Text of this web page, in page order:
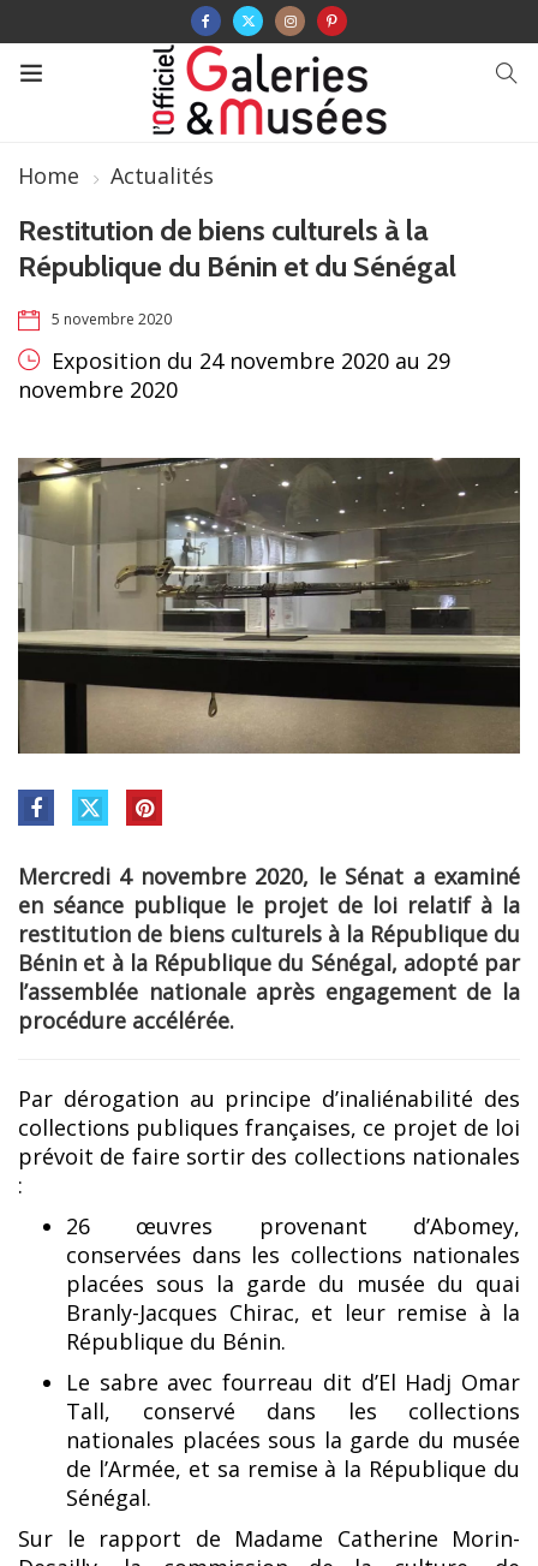
Home Actualités
Restitution de biens culturels à la
République du Bénin et du Sénégal
5 novembre 2020
Exposition du 24 novembre 2020 au 29
novembre 2020
Mercredi 4 novembre 2020, le Sénat a examiné
en séance publique le projet de loi relatif à la
restitution de biens culturels à la République du
Bénin et à la République du Sénégal, adopté par
l’assemblée nationale après engagement de la
procédure accélérée.
Par dérogation au principe d’inaliénabilité des
collections publiques françaises, ce projet de loi
prévoit de faire sortir des collections nationales
:
26 œuvres provenant d’Abomey,
conservées dans les collections nationales
placées sous la garde du musée du quai
Branly-Jacques Chirac, et leur remise à la
République du Bénin.
Le sabre avec fourreau dit d’El Hadj Omar
Tall, conservé dans les collections
nationales placées sous la garde du musée
de l’Armée, et sa remise à la République du
Sénégal.
Sur le rapport de Madame Catherine Morin-